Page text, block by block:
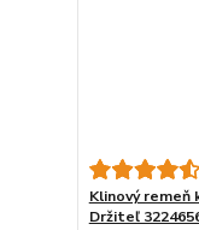
Klinový remeň
Držiteľ